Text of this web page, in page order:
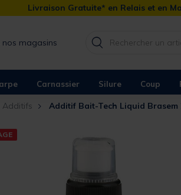
Livraison Gratuite* en Relais et en
magasins
Carnassier Silure Coup
Additifs Additif Bait-Tech Liquid Brasem